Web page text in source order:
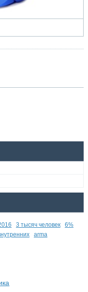
3 тысяч человек
6%
arma